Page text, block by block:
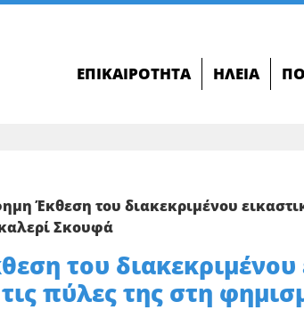
ΕΠΙΚΑΙΡΌΤΗΤΑ ΗΛΕΊΑ
Έκθεση του διακεκριμένου
Σκουφά
του διακεκριμένου
πύλες της στη